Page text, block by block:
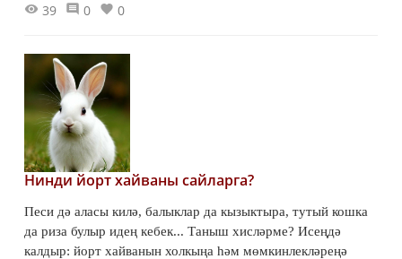
39 0 0
Нинди йорт хайваны сайларга?
Песи дә аласы килә, балыклар да кызыктыра, тутый кошка
да риза булыр идең кебек... Таныш хисләрме? Исеңдә
калдыр: йорт хайванын холкыңа һәм мөмкинлекләреңә